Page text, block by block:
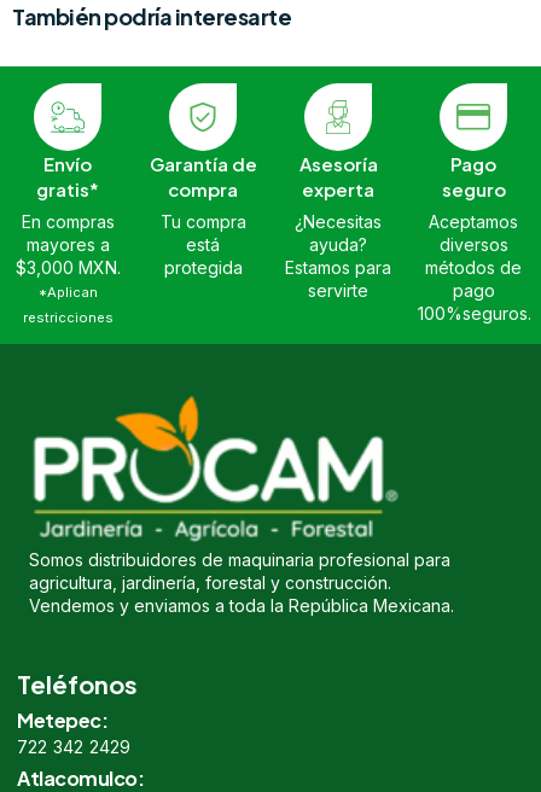
También podría interesarte
Envío
gratis*
En compras
mayores a
$3,000 MXN.
*Aplican
restricciones
Garantía de
compra
Tu compra
está
protegida
Asesoría
experta
¿Necesitas
ayuda?
Estamos para
servirte
Pago
seguro
Aceptamos
diversos
métodos de
pago
100%seguros.
Somos distribuidores de maquinaria profesional para
agricultura, jardinería, forestal y construcción.
Vendemos y enviamos a toda la República Mexicana.
Teléfonos
Metepec:
722 342 2429
Atlacomulco: